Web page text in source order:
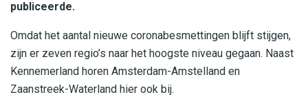
publiceerde.
Omdat het aantal nieuwe coronabesmettingen blijft stijgen,
zijn er zeven regio’s naar het hoogste niveau gegaan. Naast
Kennemerland horen Amsterdam-Amstelland en
Zaanstreek-Waterland hier ook bij.